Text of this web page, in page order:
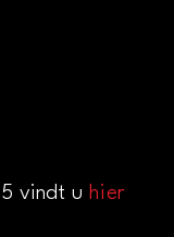
vindt uhier